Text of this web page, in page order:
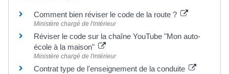
Comment bien réviser le code de la route ?
Ministère chargé de l'intérieur
Réviser le code sur la chaîne YouTube "Mon auto-
école à la maison"
Ministère chargé de l'intérieur
Contrat type de l'enseignement de la conduite